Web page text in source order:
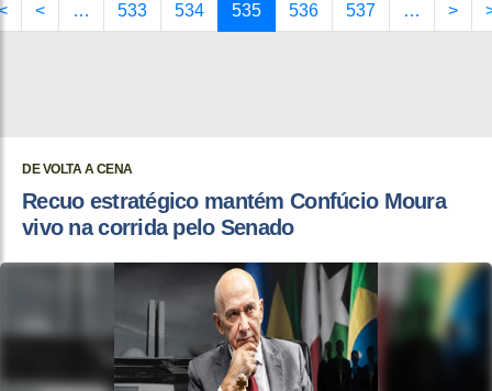
< … 533 534 535 536 537 … >
DE VOLTA A CENA
Recuo estratégico mantém Confúcio Moura
vivo na corrida pelo Senado